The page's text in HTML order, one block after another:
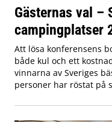
Gästernas val –
campingplatser
Att lösa konferensens
både kul och ett
vinnarna av Sveriges
personer har röstat på